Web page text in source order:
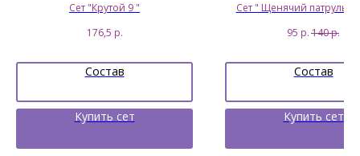
Сет "Крутой 9 "
176,5 р.
Состав
Купить сет
Сет " Щенячий патруль
95 р. 140р.
Состав
Купить сет